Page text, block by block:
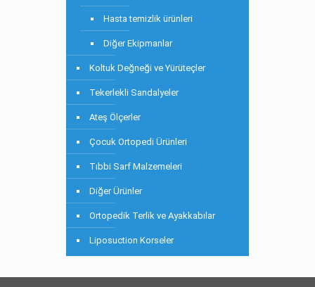
Hasta temizlik ürünleri
Diğer Ekipmanlar
Koltuk Değneği ve Yürüteçler
Tekerlekli Sandalyeler
Ateş Ölçerler
Çocuk Ortopedi Ürünleri
Tıbbi Sarf Malzemeleri
Diğer Ürünler
Ortopedik Terlik ve Ayakkabılar
Liposuction Korseler